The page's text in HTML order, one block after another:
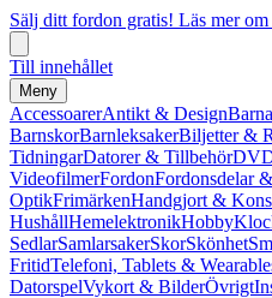
Sälj ditt fordon gratis! Läs mer
Till innehållet
Meny
AccessoarerAntikt & Design
BarnskorBarnleksakerBiljetter &
TidningarDatorer & Tillbehör
VideofilmerFordonFordonsdelar
OptikFrimärkenHandgjort &
HushållHemelektronikHobby
SedlarSamlarsakerSkorSkönhet
FritidTelefoni, Tablets &
DatorspelVykort & BilderÖvrigt